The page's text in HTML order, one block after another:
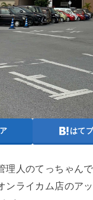
はてブ
理人のてっちゃん
ンライカム店のア